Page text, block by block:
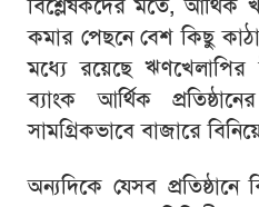
কমার পেছনে বেশ কিছু
মধ্যে রয়েছে
ব্যাংক আর্থিক
সামগ্রিকভাবে বাজারে
অন্যদিকে যেসব